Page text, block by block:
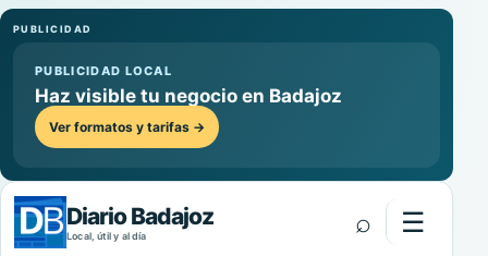
PUBLICIDAD
PUBLICIDAD LOCAL
Haz visible tu negocio en Badajoz
Ver formatos y tarifas →
Diario Badajoz
Local, útil y al día ⌕ ☰Abrir